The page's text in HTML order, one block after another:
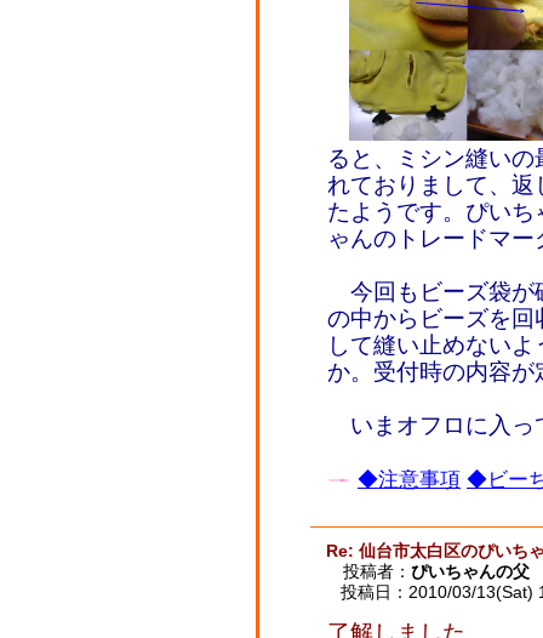
ると、ミシン縫い
れておりまして、
たようです。ぴい
ゃんのトレードマ
今回もビーズ袋が
の中からビーズを
して縫い止めない
か。受付時の内容
いまオフロに入っ
◆注意事項 ◆ビー
Re: 仙台市太白区のぴいち
投稿者： ぴいちゃんの父
投稿日：2010/03/13(Sat)
了解しました。